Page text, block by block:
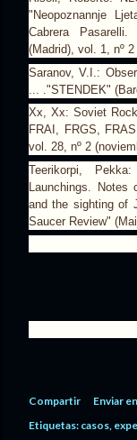
"Neopoznannje
Cabrera Pasarelli.
(Madrid), vol. 1, nº
Saranov, V.I.:
... ."STENDEK"
Xx, Xx: Soviet
FRAI, FRGS,
vol. 28, nº 2
Teerikorpi,
Launchings. Notes
and the sighting of
Saucer Review"
Compartir
Enviar
Etiquetas: casos